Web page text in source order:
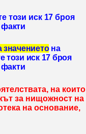
този иск 17 броя
значениетона
този иск 17 броя
на които
за нищожност на
на основание,